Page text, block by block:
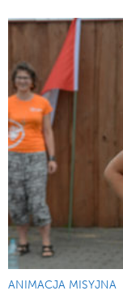
ANIMACJA MISYJNA